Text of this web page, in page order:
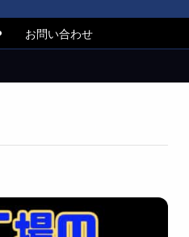
お問い合わせ